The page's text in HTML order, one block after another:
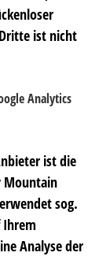
ist nicht
Analytics
ist die
Mountain
sog.
Ihrem
Analyse der